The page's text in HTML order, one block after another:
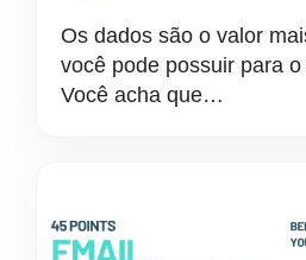
Os dados são o valor
você pode possuir para
Você acha que…